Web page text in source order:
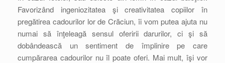
Favorizând ingeniozitatea şi creativitatea copiilor în
pregătirea cadourilor lor de Crăciun, îi vom putea ajuta nu
numai să înţeleagă sensul oferirii darurilor, ci şi să
dobândească un sentiment de împlinire pe care
cumpărarea cadourilor nu îl poate oferi. Mai mult, îşi vor